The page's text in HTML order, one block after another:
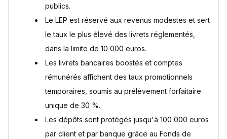
Que se passe-t-il quand un livret réglementé atteint son
plafond ?
Les livrets d'épargne sont-ils garantis en cas de faillite de
la banque ?
Sources
publics.
Le LEP est réservé aux revenus modestes et sert
le taux le plus élevé des livrets réglementés,
dans la limite de 10 000 euros.
Les livrets bancaires boostés et comptes
rémunérés affichent des taux promotionnels
temporaires, soumis au prélèvement forfaitaire
unique de 30 %.
Les dépôts sont protégés jusqu'à 100 000 euros
par client et par banque grâce au Fonds de